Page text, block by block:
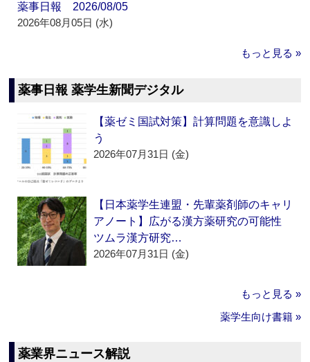
薬事日報 2026/08/05
2026年08月05日 (水)
もっと見る »
薬事日報 薬学生新聞デジタル
【薬ゼミ国試対策】計算問題を意識しよ
う
2026年07月31日 (金)
【日本薬学生連盟・先輩薬剤師のキャリ
アノート】広がる漢方薬研究の可能性
ツムラ漢方研究…
2026年07月31日 (金)
もっと見る »
薬学生向け書籍 »
薬業界ニュース解説